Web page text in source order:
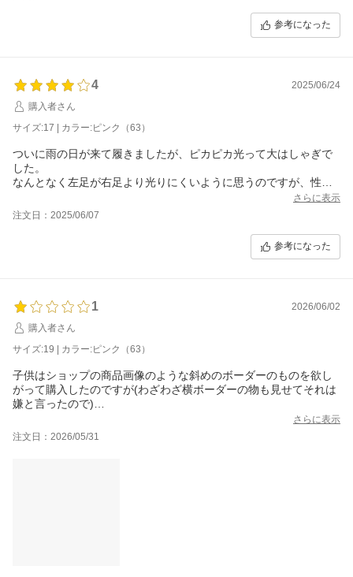
参考になった
4
2025/06/24
購入者さん
サイズ:17 | カラー:ピンク（63）
ついに雨の日が来て履きましたが、ピカピカ光って大はしゃぎで
した。
なんとなく左足が右足より光りにくいように思うのですが、性能
ジャンプでは両足光るんですけどね。
さらに表示
注文日：2025/06/07
参考になった
1
2026/06/02
購入者さん
サイズ:19 | カラー:ピンク（63）
子供はショップの商品画像のような斜めのボーダーのものを欲し
がって購入したのですが(わざわざ横ボーダーの物も見せてそれは
嫌と言ったので)
明日は大雨予報なので返品するわけにもいかないし納得して履い
さらに表示
注文日：2026/05/31